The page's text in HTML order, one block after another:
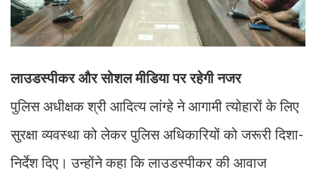
लाउडस्पीकर और सोशल मीडिया पर रहेगी नजर
पुलिस अधीक्षक श्री आदित्य लांग्हे ने आगामी त्योहारों के लिए
सुरक्षा व्यवस्था को लेकर पुलिस अधिकारियों को जरूरी दिशा-
निर्देश दिए। उन्होंने कहा कि लाउडस्पीकर की आवाज